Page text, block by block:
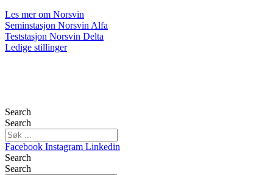
Les mer om Norsvin
Seminstasjon Norsvin Alfa
Teststasjon Norsvin Delta
Ledige stillinger
Search
Search
Facebook Instagram Linkedin
Search
Search